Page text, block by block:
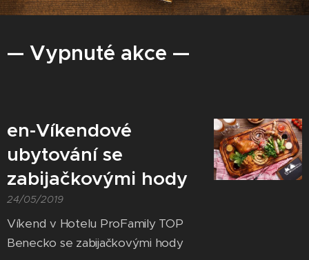
— Vypnuté akce —
en-Víkendové
ubytování se
zabijačkovými hody
24/05/2019
Víkend v Hotelu ProFamily TOP
Benecko se zabijačkovými hody